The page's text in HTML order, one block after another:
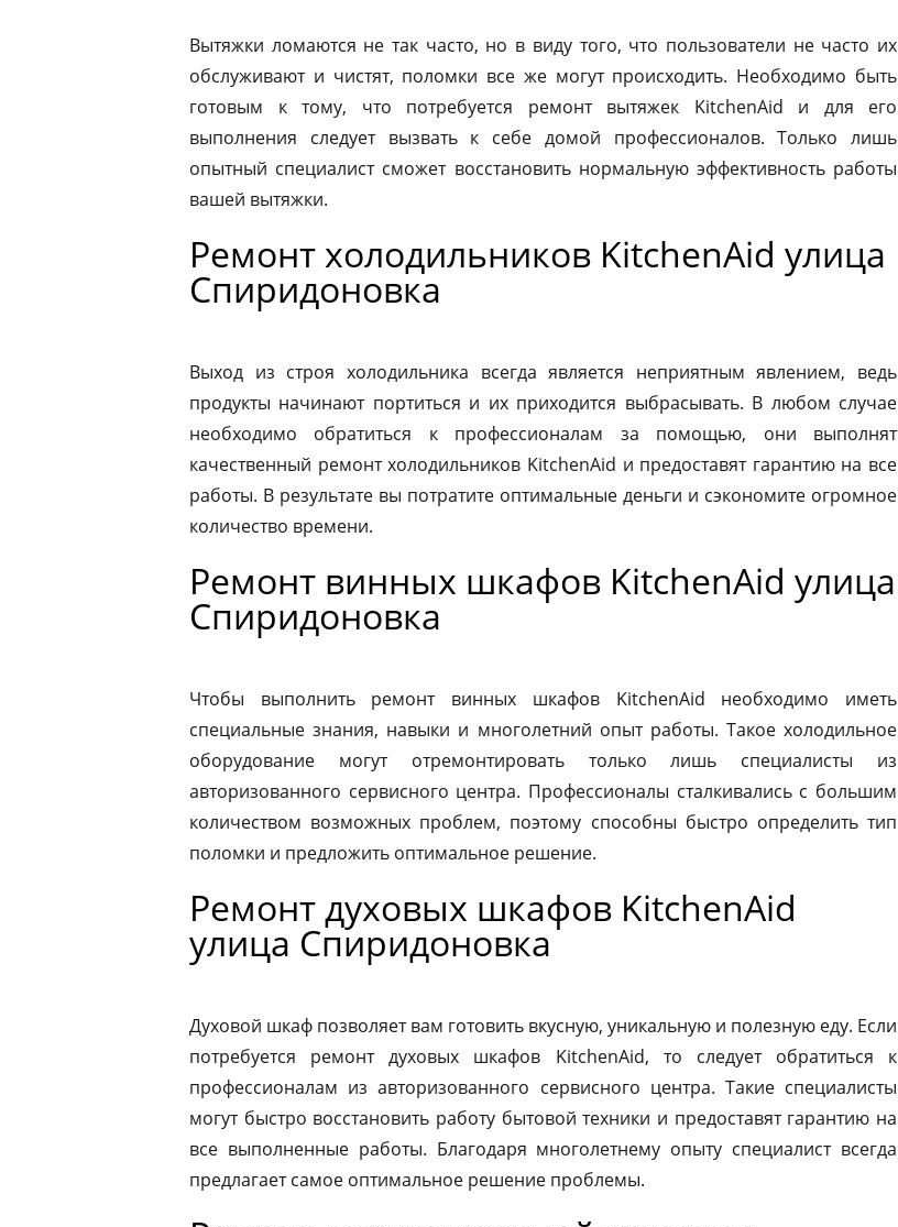
Вытяжки ломаются не так часто, но в виду того, что пользователи не часто их
обслуживают и чистят, поломки все же могут происходить. Необходимо быть
готовым к тому, что потребуется ремонт вытяжек KitchenAid и для его
выполнения следует вызвать к себе домой профессионалов. Только лишь
опытный специалист сможет восстановить нормальную эффективность работы
вашей вытяжки.
Ремонт холодильников KitchenAid улица
Спиридоновка
Выход из строя холодильника всегда является неприятным явлением, ведь
продукты начинают портиться и их приходится выбрасывать. В любом случае
необходимо обратиться к профессионалам за помощью, они выполнят
качественный ремонт холодильников KitchenAid и предоставят гарантию на все
работы. В результате вы потратите оптимальные деньги и сэкономите огромное
количество времени.
Ремонт винных шкафов KitchenAid улица
Спиридоновка
Чтобы выполнить ремонт винных шкафов KitchenAid необходимо иметь
специальные знания, навыки и многолетний опыт работы. Такое холодильное
оборудование могут отремонтировать только лишь специалисты из
авторизованного сервисного центра. Профессионалы сталкивались с большим
количеством возможных проблем, поэтому способны быстро определить тип
поломки и предложить оптимальное решение.
Ремонт духовых шкафов KitchenAid
улица Спиридоновка
Духовой шкаф позволяет вам готовить вкусную, уникальную и полезную еду. Если
потребуется ремонт духовых шкафов KitchenAid, то следует обратиться к
профессионалам из авторизованного сервисного центра. Такие специалисты
могут быстро восстановить работу бытовой техники и предоставят гарантию на
все выполненные работы. Благодаря многолетнему опыту специалист всегда
предлагает самое оптимальное решение проблемы.